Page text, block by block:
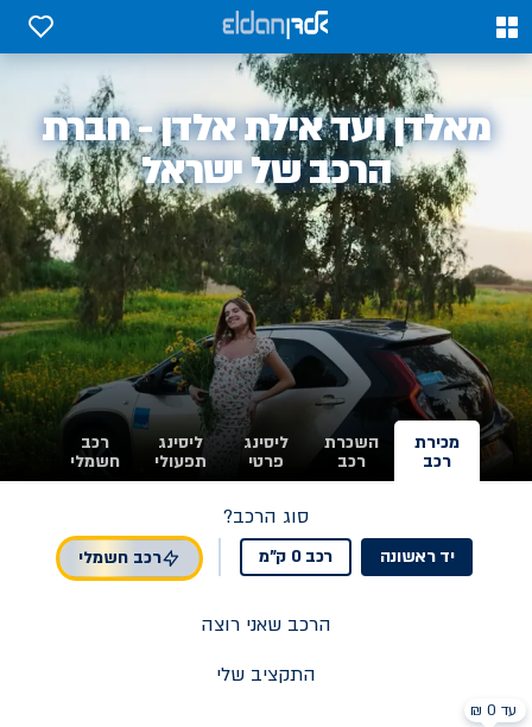
0
0
אלדן
מאלדן ועד אילת אלדן - חברת
הרכב של ישראל
מכירת
רכב
השכרת
רכב
ליסינג
פרטי
ליסינג
תפעולי
רכב
חשמלי
סוג הרכב?
יד ראשונה רכב 0 ק"מ רכב חשמלי
הרכב שאני רוצה
התקציב שלי
עד 0 ₪